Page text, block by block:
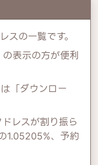
スの一覧です。
表示の方が便利
「ダウンロー
レスが割り振ら
1.05205%、予約